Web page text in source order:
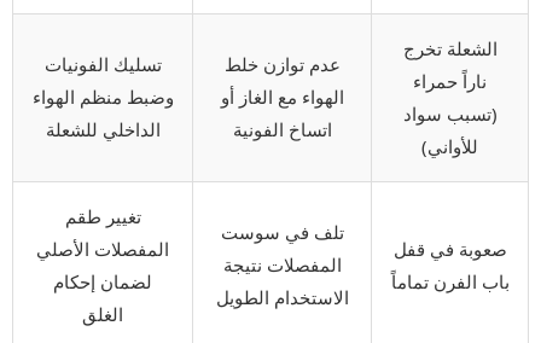
الشعلة تخرج
ناراً حمراء
(تسبب سواد
للأواني)
عدم توازن خلط
الهواء مع الغاز أو
اتساخ الفونية
تسليك الفونيات
وضبط منظم الهواء
الداخلي للشعلة
صعوبة في قفل
باب الفرن تماماً
تلف في سوست
المفصلات نتيجة
الاستخدام الطويل
تغيير طقم
المفصلات الأصلي
لضمان إحكام
الغلق